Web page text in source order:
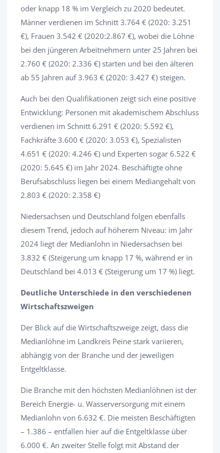
oder knapp 18 % im Vergleich zu 2020 bedeutet.
Männer verdienen im Schnitt 3.764 € (2020: 3.251
€), Frauen 3.542 € (2020:2.867 €), wobei die Löhne
bei den jüngeren Arbeitnehmern unter 25 Jahren bei
2.760 € (2020: 2.336 €) starten und bei den älteren
ab 55 Jahren auf 3.963 € (2020: 3.427 €) steigen.
Auch bei den Qualifikationen zeigt sich eine positive
Entwicklung: Personen mit akademischem Abschluss
verdienen im Schnitt 6.291 € (2020: 5.592 €),
Fachkräfte 3.600 € (2020: 3.053 €), Spezialisten
4.651 € (2020: 4.246 €) und Experten sogar 6.522 €
(2020: 5.645 €) im Jahr 2024. Beschäftigte ohne
Berufsabschluss liegen bei einem Mediangehalt von
2.803 € (2020: 2.358 €)
Niedersachsen und Deutschland folgen ebenfalls
diesem Trend, jedoch auf höherem Niveau: im Jahr
2024 liegt der Medianlohn in Niedersachsen bei
3.832 € (Steigerung um knapp 17 %, während er in
Deutschland bei 4.013 € (Steigerung um 17 %) liegt.
Deutliche Unterschiede in den verschiedenen
Wirtschaftszweigen
Der Blick auf die Wirtschaftszweige zeigt, dass die
Medianlöhne im Landkreis Peine stark variieren,
abhängig von der Branche und der jeweiligen
Entgeltklasse.
Die Branche mit den höchsten Medianlöhnen ist der
Bereich Energie- u. Wasserversorgung mit einem
Medianlohn von 6.632 €. Die meisten Beschäftigten
– 1.386 – entfallen hier auf die Entgeltklasse über
6.000 €. An zweiter Stelle folgt mit Abstand der